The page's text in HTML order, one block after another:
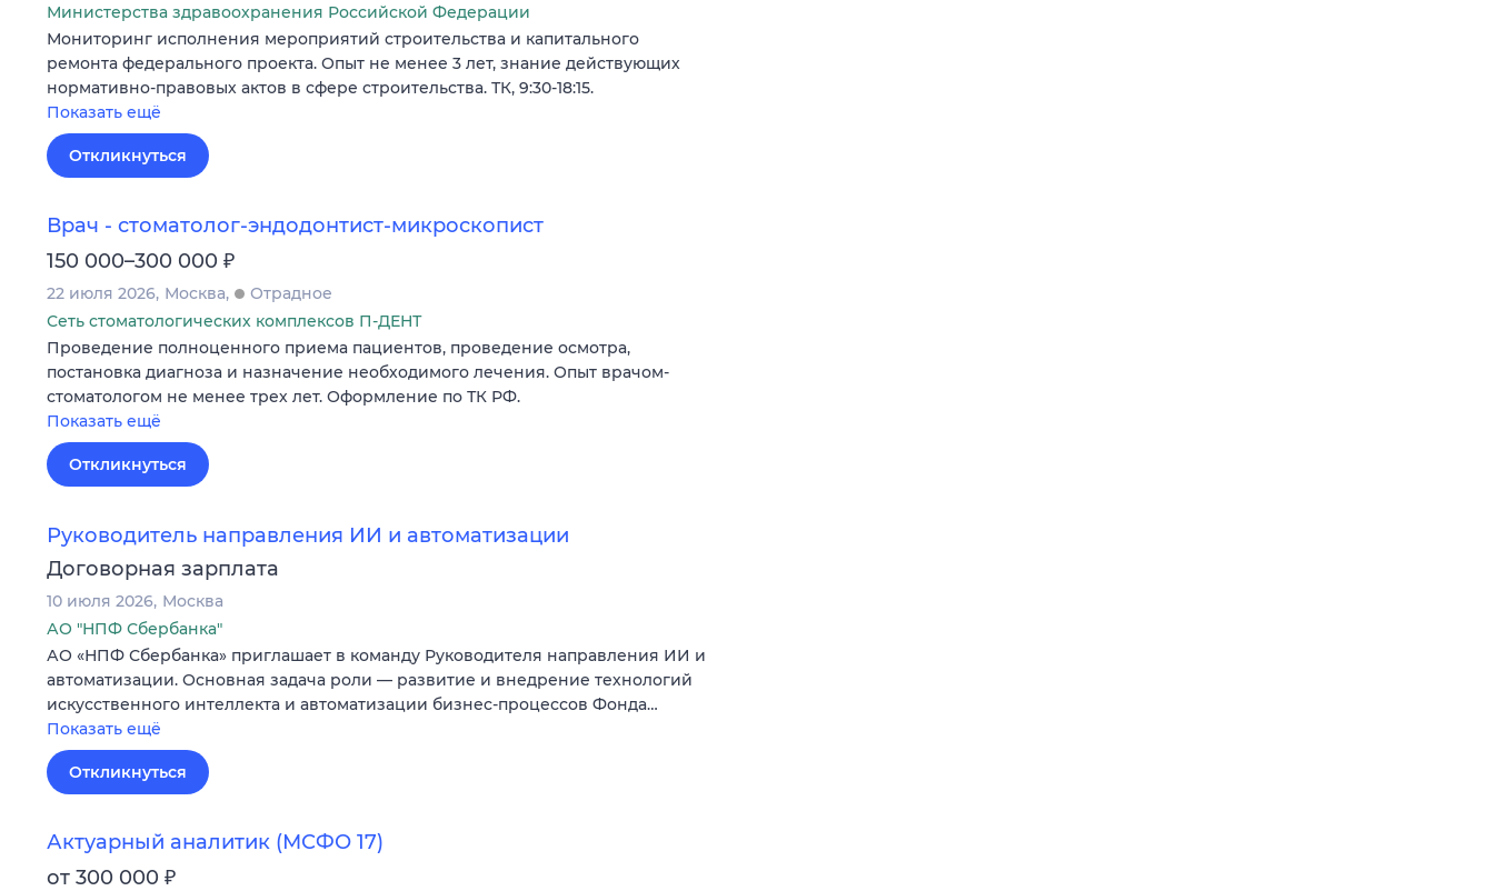
Министерства здравоохранения Российской Федерации
Мониторинг исполнения мероприятий строительства и капитального
ремонта федерального проекта. Опыт не менее 3 лет, знание действующих
нормативно-правовых актов в сфере строительства. ТК, 9:30-18:15.
Показать ещё
Откликнуться
Врач - стоматолог-эндодонтист-микроскопист
150 000–300 000 ₽
22 июля 2026 Москва
Отрадное
Сеть стоматологических комплексов П-ДЕНТ
Проведение полноценного приема пациентов, проведение осмотра,
постановка диагноза и назначение необходимого лечения. Опыт врачом-
стоматологом не менее трех лет. Оформление по ТК РФ.
Показать ещё
Откликнуться
Руководитель направления ИИ и автоматизации
Договорная зарплата
10 июля 2026 Москва
АО "НПФ Сбербанка"
АО «НПФ Сбербанка» приглашает в команду Руководителя направления ИИ и
автоматизации. Основная задача роли — развитие и внедрение технологий
искусственного интеллекта и автоматизации бизнес-процессов Фонда…
Показать ещё
Откликнуться
Актуарный аналитик (МСФО 17)
от 300 000 ₽